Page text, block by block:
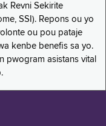
Revni Sekirite
SSI). Repons ou yo
ou pou pataje
kenbe benefis sa yo.
pwogram asistans vital